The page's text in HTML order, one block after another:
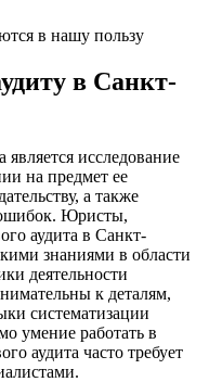
в нашу пользу
в Санкт-
исследование
на предмет ее
а также
Юристы,
аудита в Санкт-
знаниями в области
деятельности
к деталям,
систематизации
умение работать в
аудита часто требует